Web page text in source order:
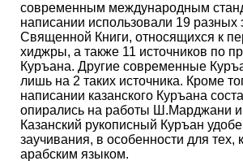
современным международным
написании использовали 19 разных
Священной Книги, относящихся к
хиджры, а также 11 источников по
Куръана. Другие современные
лишь на 2 таких источника. Кроме
написании казанского Куръана
опирались на работы Ш.Марджани
Казанский рукописный Куръан
заучивания, в особенности для тех,
арабским языком.